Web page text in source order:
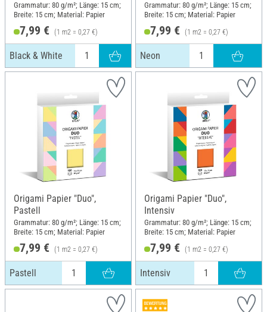
Grammatur: 80 g/m²; Länge: 15 cm;
Breite: 15 cm; Material: Papier
7,99 € (1 m2 = 0,27 €)
Black & White
Grammatur: 80 g/m²; Länge: 15 cm;
Breite: 15 cm; Material: Papier
7,99 € (1 m2 = 0,27 €)
Neon
Origami Papier "Duo",
Pastell
Grammatur: 80 g/m²; Länge: 15 cm;
Breite: 15 cm; Material: Papier
7,99 € (1 m2 = 0,27 €)
Pastell
Origami Papier "Duo",
Intensiv
Grammatur: 80 g/m²; Länge: 15 cm;
Breite: 15 cm; Material: Papier
7,99 € (1 m2 = 0,27 €)
Intensiv